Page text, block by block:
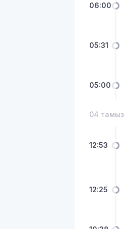
06:00
05:31
05:00
04 тамыз
12:53
12:25